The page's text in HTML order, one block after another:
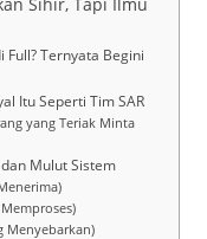
Full? Ternyata Begini
Itu Seperti Tim SAR
yang Teriak Minta
Mulut Sistem
Menyebarkan)